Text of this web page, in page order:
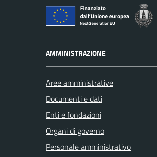
AMMINISTRAZIONE
Aree amministrative
Documenti e dati
Enti e fondazioni
Organi di governo
Personale amministrativo